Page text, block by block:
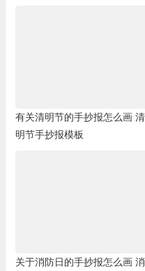
有关清明节的手抄报怎么画 清
明节手抄报模板
关于消防日的手抄报怎么画 消